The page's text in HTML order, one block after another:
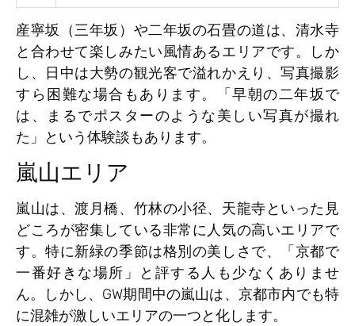
産寧坂（三年坂）や二年坂の石畳の道は、清水寺
と合わせて楽しみたい風情あるエリアです。しか
し、日中は大勢の観光客で溢れかえり、写真撮影
すら困難な場合もあります。「早朝の二年坂で
は、まるでポスターのような美しい写真が撮れ
た」という体験談もあります。
嵐山エリア
嵐山は、渡月橋、竹林の小径、天龍寺といった見
どころが密集している非常に人気の高いエリアで
す。特に新緑の季節は格別の美しさで、「京都で
一番好きな場所」と評する人も少なくありませ
ん。しかし、GW期間中の嵐山は、京都市内でも特
に混雑が激しいエリアの一つと化します。